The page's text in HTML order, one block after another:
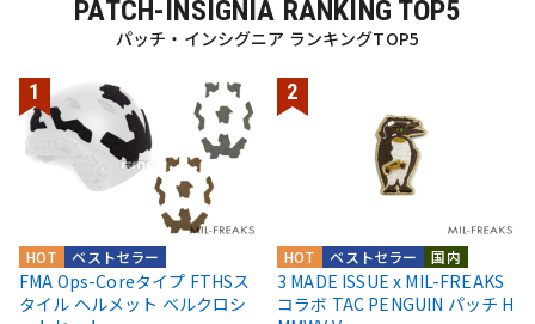
PATCH-INSIGNIA RANKING TOP5
パッチ・インシグニア ランキングTOP5
ベストセラー
HOT
FMA Ops-Coreタイプ FTHSス
タイル ヘルメット ベルクロシ
国内
ベストセラー
HOT
3 MADE ISSUE x MIL-FREAKS
コラボ TAC PENGUIN パッチ H